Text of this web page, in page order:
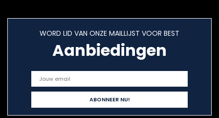
WORD LID VAN ONZE MAILLIJST VOOR BEST
Aanbiedingen